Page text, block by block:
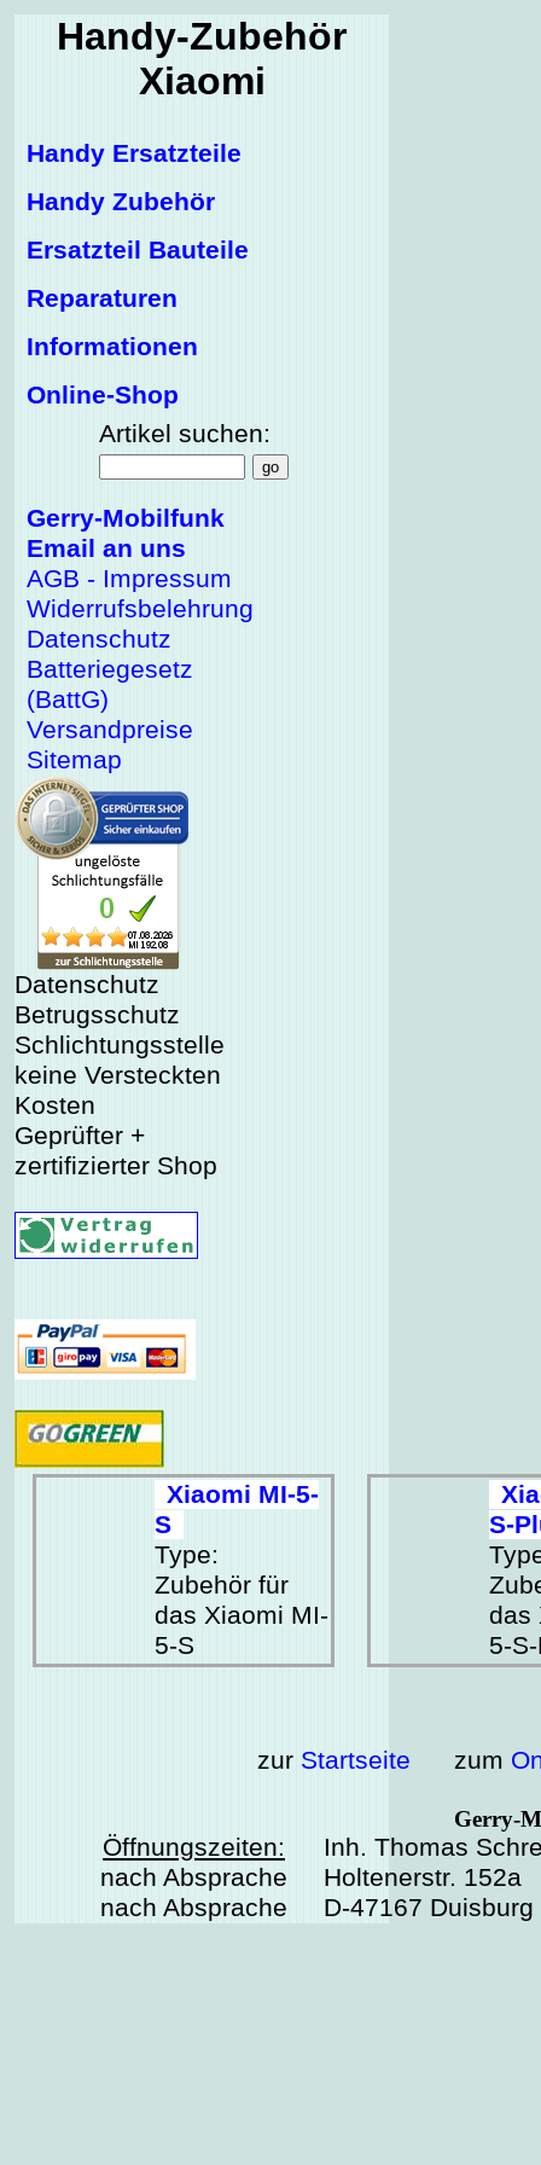
Handy-Zubehör
Xiaomi
Handy Ersatzteile
Handy Zubehör
Ersatzteil Bauteile
Reparaturen
Informationen
Online-Shop
Artikel suchen:
Gerry-Mobilfunk
Email an uns
AGB - Impressum
Widerrufsbelehrung
Datenschutz
Batteriegesetz
(BattG)
Versandpreise
Sitemap
Datenschutz
Betrugsschutz
Schlichtungsstelle
keine Versteckten
Kosten
Geprüfter +
zertifizierter Shop
Xiaomi MI-5-
S
Type:
Zubehör für
das Xiaomi MI-
5-S
S-
das
5-
zur Startseite zum
Gerry-
Öffnungszeiten:
Inh. Thomas
nach Absprache
Holtenerstr. 152a
nach Absprache
D-47167 Duisburg